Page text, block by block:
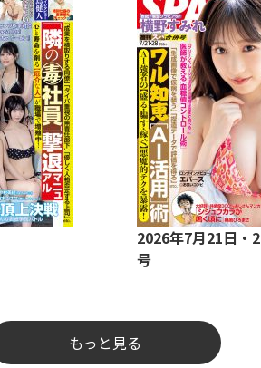
2026年7月21日・
号
もっと見る